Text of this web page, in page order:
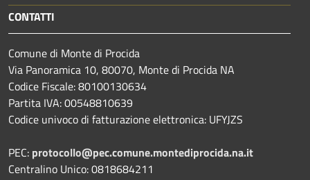
CONTATTI
Comune di Monte di Procida
Via Panoramica 10, 80070, Monte di Procida NA
Codice Fiscale: 80100130634
Partita IVA: 00548810639
Codice univoco di fatturazione elettronica: UFYJZS
PEC: protocollo@pec.comune.montediprocida.na.it
Centralino Unico:0818684211